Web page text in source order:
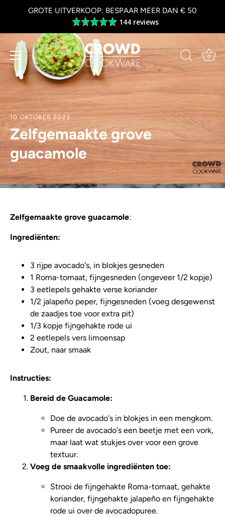
Overslaan
GROTE UITVERKOOP: BESPAAR MEER DAN € 50
Average
rating
4.8
out
of
5
144 reviews
0
10 OKTOBER 2023
Zelfgemaakte grove
guacamole
Zelfgemaakte grove guacamole:
Ingrediënten:
3 rijpe avocado's, in blokjes gesneden
1 Roma-tomaat, fijngesneden (ongeveer 1/2 kopje)
3 eetlepels gehakte verse koriander
1/2 jalapeño peper, fijngesneden (voeg desgewenst
de zaadjes toe voor extra pit)
1/3 kopje fijngehakte rode ui
2 eetlepels vers limoensap
Zout, naar smaak
Instructies:
Bereid de Guacamole:
Doe de avocado's in blokjes in een mengkom.
Pureer de avocado's een beetje met een vork,
maar laat wat stukjes over voor een grove
textuur.
Voeg de smaakvolle ingrediënten toe:
Strooi de fijngehakte Roma-tomaat, gehakte
koriander, fijngehakte jalapeño en fijngehakte
rode ui over de avocadopuree.